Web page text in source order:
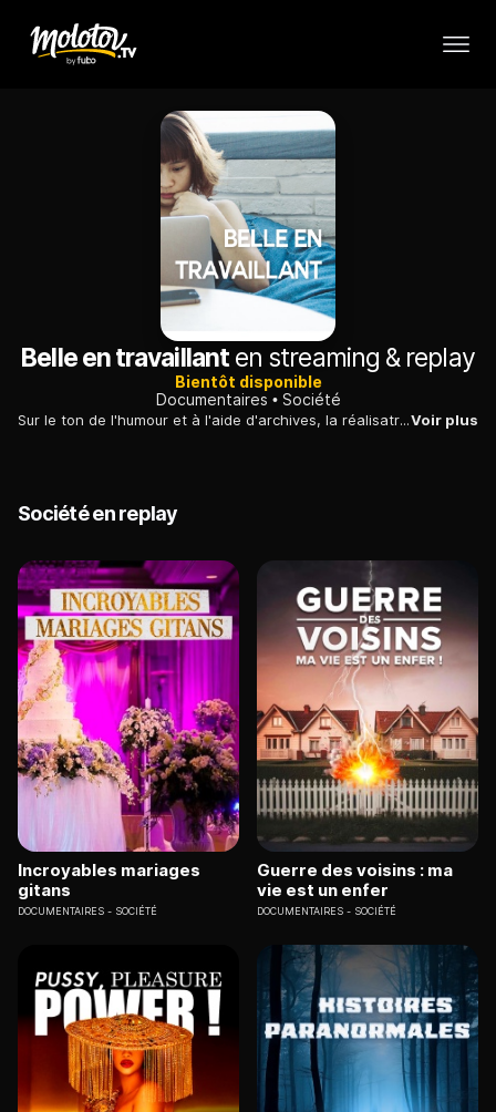
Belle en travaillanten streaming & replay
Bientôt disponible
Documentaires
Société
Sur le ton de l'humour et à l'aide d'archives, la réalisatrice fait le tour de conseils dont toute femme active a été et continue d'être abreuvée.Voir plus
Société en replay
Incroyables mariages
gitans
DOCUMENTAIRES SOCIÉTÉ
Guerre des voisins : ma
vie est un enfer
DOCUMENTAIRES SOCIÉTÉ